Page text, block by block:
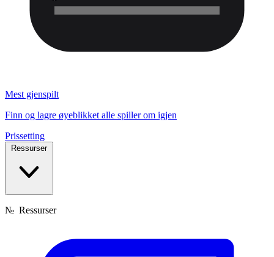
Mest gjenspilt
Finn og lagre øyeblikket alle spiller om igjen
Prissetting
Ressurser
№ Ressurser